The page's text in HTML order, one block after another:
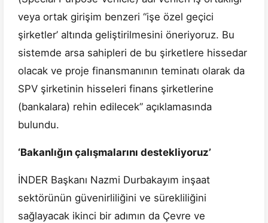
veya ortak girişim benzeri “işe özel geçici
şirketler’ altında geliştirilmesini öneriyoruz. Bu
sistemde arsa sahipleri de bu şirketlere hissedar
olacak ve proje finansmanının teminatı olarak da
SPV şirketinin hisseleri finans şirketlerine
(bankalara) rehin edilecek” açıklamasında
bulundu.
‘Bakanlığın çalışmalarını destekliyoruz’
İNDER Başkanı Nazmi Durbakayım inşaat
sektörünün güvenirliliğini ve sürekliliğini
sağlayacak ikinci bir adımın da Çevre ve